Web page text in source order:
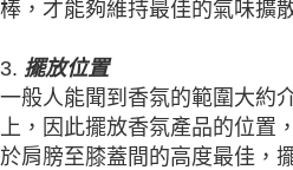
棒，才能夠維持最佳的氣味擴
3. 擺放位置
一般人能聞到香氛的範圍大約
上，因此擺放香氛產品的位置
於肩膀至膝蓋間的高度最佳，